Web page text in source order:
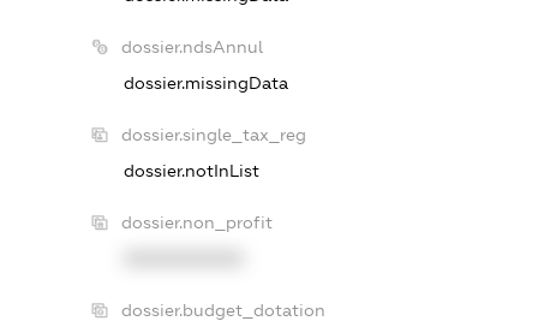
dossier.ndsAnnul
dossier.missingData
dossier.single_tax_reg
dossier.notInList
dossier.non_profit
dossier.budget_dotation